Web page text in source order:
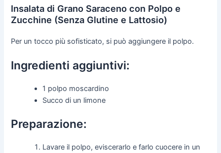
Insalata di Grano Saraceno con Polpo e
Zucchine (Senza Glutine e Lattosio)
Per un tocco più sofisticato, si può aggiungere il polpo.
Ingredienti aggiuntivi:
1 polpo moscardino
Succo di un limone
Preparazione:
Lavare il polpo, eviscerarlo e farlo cuocere in un